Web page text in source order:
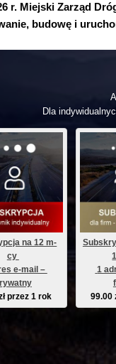
r. Miejski Zarząd
budowę i
Dla
na 12 m-
cy
przez 1 rok
1 adres e-mail –
99.00